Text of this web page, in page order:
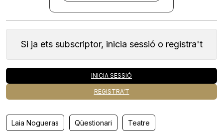
Si ja ets subscriptor, inicia sessió o registra't
INICIA SESSIÓ
REGISTRA'T
Laia Nogueras Qüestionari Teatre